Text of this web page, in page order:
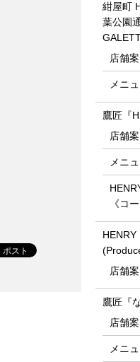
紺屋町
葉公園
店舗
メニ
鷹匠『
店舗
メニ
《コ
店舗
鷹匠『
店舗
メニ